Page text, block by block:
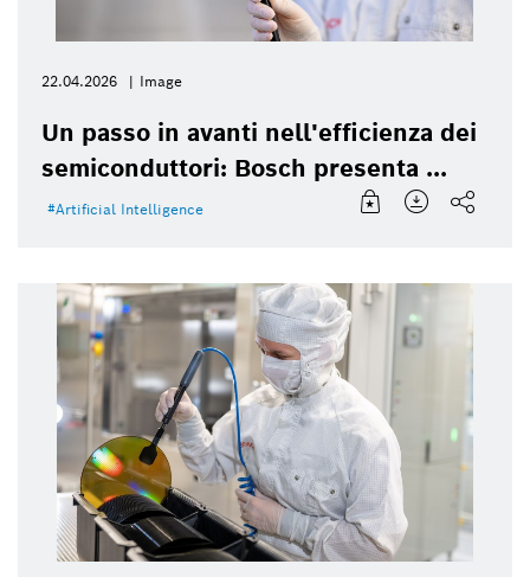
22.04.2026 Image
Un passo in avanti nell'efficienza dei
semiconduttori: Bosch presenta ...
Artificial Intelligence